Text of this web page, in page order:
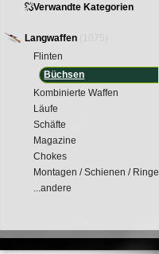
Verwandte Kategorien
Langwaffen
Flinten
Büchsen
Kombinierte Waffen
Läufe
Schäfte
Magazine
Chokes
Montagen / Schienen / Ringe
...andere